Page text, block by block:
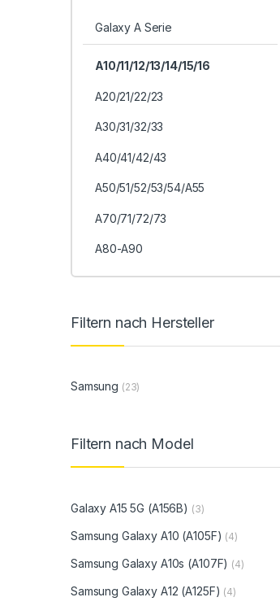
Galaxy A Serie
A10/11/12/13/14/15/16
A20/21/22/23
A30/31/32/33
A40/41/42/43
A50/51/52/53/54/A55
A70/71/72/73
A80-A90
Filtern nach Hersteller
Samsung (23)
Filtern nach Model
Galaxy A15 5G (A156B) (3)
Samsung Galaxy A10 (A105F) (4)
Samsung Galaxy A10s (A107F) (4)
Samsung Galaxy A12 (A125F) (4)